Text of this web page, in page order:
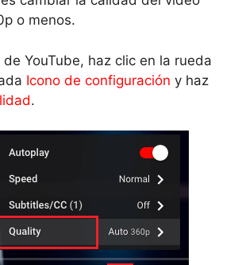
o menos.
YouTube, haz clic en la rueda
Icono de configuración y haz
.